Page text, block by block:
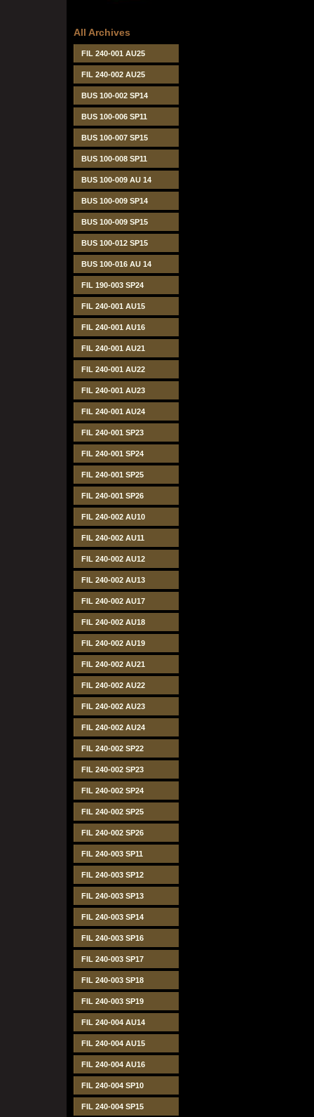
All Archives
FIL 240-001 AU25
FIL 240-002 AU25
BUS 100-002 SP14
BUS 100-006 SP11
BUS 100-007 SP15
BUS 100-008 SP11
BUS 100-009 AU 14
BUS 100-009 SP14
BUS 100-009 SP15
BUS 100-012 SP15
BUS 100-016 AU 14
FIL 190-003 SP24
FIL 240-001 AU15
FIL 240-001 AU16
FIL 240-001 AU21
FIL 240-001 AU22
FIL 240-001 AU23
FIL 240-001 AU24
FIL 240-001 SP23
FIL 240-001 SP24
FIL 240-001 SP25
FIL 240-001 SP26
FIL 240-002 AU10
FIL 240-002 AU11
FIL 240-002 AU12
FIL 240-002 AU13
FIL 240-002 AU17
FIL 240-002 AU18
FIL 240-002 AU19
FIL 240-002 AU21
FIL 240-002 AU22
FIL 240-002 AU23
FIL 240-002 AU24
FIL 240-002 SP22
FIL 240-002 SP23
FIL 240-002 SP24
FIL 240-002 SP25
FIL 240-002 SP26
FIL 240-003 SP11
FIL 240-003 SP12
FIL 240-003 SP13
FIL 240-003 SP14
FIL 240-003 SP16
FIL 240-003 SP17
FIL 240-003 SP18
FIL 240-003 SP19
FIL 240-004 AU14
FIL 240-004 AU15
FIL 240-004 AU16
FIL 240-004 SP10
FIL 240-004 SP15